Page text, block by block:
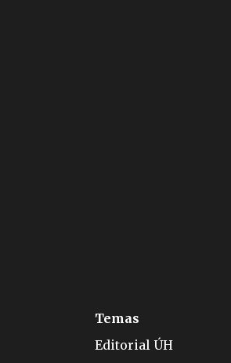
Temas
Editorial ÚH